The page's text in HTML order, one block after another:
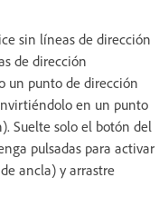
sin líneas de dirección
de dirección
un punto de dirección
en un punto
Suelte solo el botón del
pulsadas para activar
ancla) y arrastre